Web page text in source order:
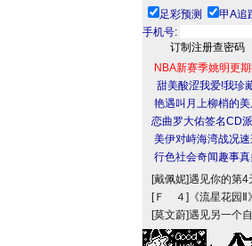
足彩预测
甲A追
手机号:
NBA新赛季姚明更
甜美酸涩我爱!我珍
艳遇叫月上柳梢的
恋曲罗大佑签名CD
美伊对峙海湾战况速
行色社会奇闻趣事真
[戴佩妮]遇见你的第4
[Ｆ ４] 《流星花园Ⅱ》
[莫文蔚]遇见另一个